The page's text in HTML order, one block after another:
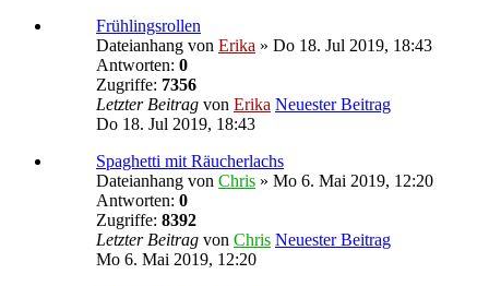
Frühlingsrollen
Dateianhang von Erika » Do 18. Jul 2019, 18:43
Antworten: 0
Zugriffe: 7356
Letzter Beitrag von Erika Neuester Beitrag
Do 18. Jul 2019, 18:43
Spaghetti mit Räucherlachs
Dateianhang von Chris » Mo 6. Mai 2019, 12:20
Antworten: 0
Zugriffe: 8392
Letzter Beitrag von Chris Neuester Beitrag
Mo 6. Mai 2019, 12:20